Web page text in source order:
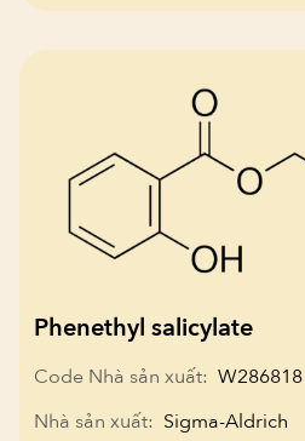
Phenethyl salicylate
Code Nhà sản xuất: W286818
Nhà sản xuất: Sigma-Aldrich